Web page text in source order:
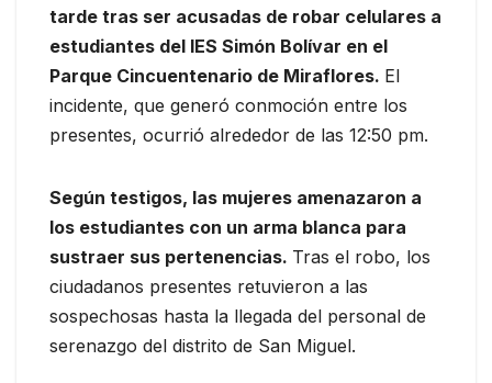
tarde tras ser acusadas de robar celulares a
estudiantes del IES Simón Bolívar en el
Parque Cincuentenario de Miraflores. El
incidente, que generó conmoción entre los
presentes, ocurrió alrededor de las 12:50 pm.
Según testigos, las mujeres amenazaron a
los estudiantes con un arma blanca para
sustraer sus pertenencias. Tras el robo, los
ciudadanos presentes retuvieron a las
sospechosas hasta la llegada del personal de
serenazgo del distrito de San Miguel.